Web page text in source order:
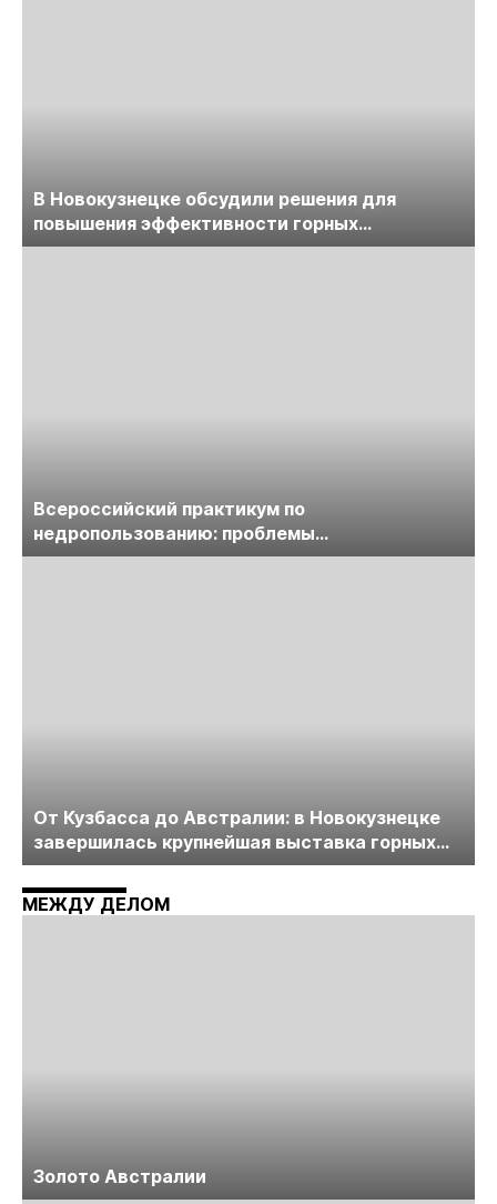
В Новокузнецке обсудили решения для
повышения эффективности горных
предприятий
Всероссийский практикум по
недропользованию: проблемы
лицензирования, цифровизации, экспертизы
От Кузбасса до Австралии: в Новокузнецке
завершилась крупнейшая выставка горных
технологий «Недра России. Уголь России и
Майнинг»
МЕЖДУ ДЕЛОМ
Золото Австралии